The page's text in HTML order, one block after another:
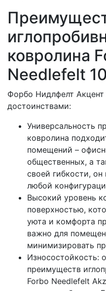
ковролина
Needlefelt
Форбо Нидлфелт
достоинствами:
Универсальность
ковролина
помещений –
общественных, а
своей гибкости, он
любой
Высокий уровень
поверхностью,
уюта и комфорта
важно для
минимизировать
Износостойкость:
преимуществ
Forbo Needlefelt